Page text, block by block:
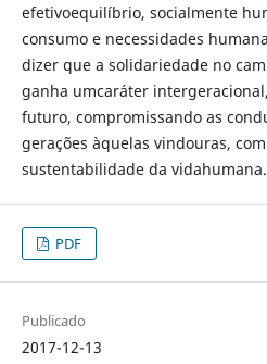
efetivoequilíbrio, socialmente
consumo e necessidades
dizer que a solidariedade no
ganha umcaráter
futuro, compromissando as
gerações àquelas vindouras,
sustentabilidade da vidahumana.
PDF
Publicado
2017-12-13